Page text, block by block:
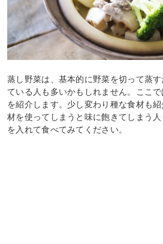
蒸し野菜は、基本的に野菜を切って蒸
ている人も多いかもしれません。ここ
を紹介します。少し変わり種な食材も
材を使ってしまうと味に飽きてしまう
を入れて食べてみてください。